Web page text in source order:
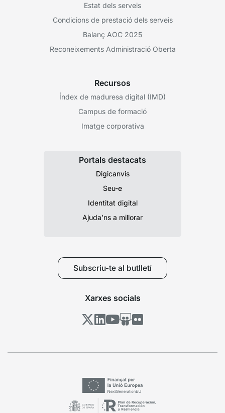
Estat dels serveis
Condicions de prestació dels serveis
Balanç AOC 2025
Reconeixements Administració Oberta
Recursos
Índex de maduresa digital (IMD)
Campus de formació
Imatge corporativa
Portals destacats
Digicanvis
Seu-e
Identitat digital
Ajuda’ns a millorar
Subscriu-te al butlletí
Xarxes socials